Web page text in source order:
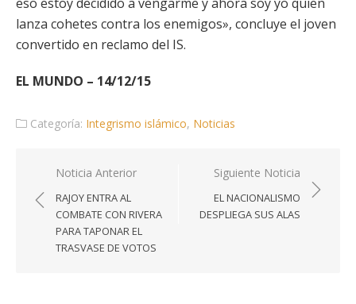
lanza cohetes contra los enemigos», concluye el joven
convertido en reclamo del IS.
EL MUNDO – 14/12/15
Categoría: Integrismo islámico, Noticias
Navegación
de
entradas
Noticia Anterior
RAJOY ENTRA AL
COMBATE CON RIVERA
PARA TAPONAR EL
TRASVASE DE VOTOS
Siguiente Noticia
EL NACIONALISMO
DESPLIEGA SUS ALAS